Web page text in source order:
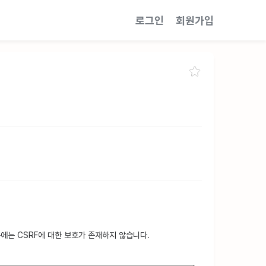
로그인 회원가입
는 CSRF에 대한 보호가 존재하지 않습니다.